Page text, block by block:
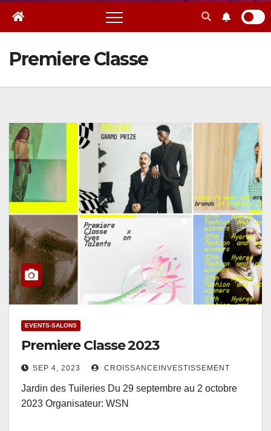
Premiere Classe
EVENTS-SALONS
Premiere Classe 2023
SEP 4, 2023 CROISSANCEINVESTISSEMENT
Jardin des Tuileries Du 29 septembre au 2 octobre
2023 Organisateur: WSN